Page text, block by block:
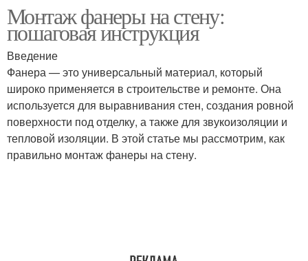
Монтаж фанеры на стену:
пошаговая инструкция
Введение
Фанера — это универсальный материал, который
широко применяется в строительстве и ремонте. Она
используется для выравнивания стен, создания ровной
поверхности под отделку, а также для звукоизоляции и
тепловой изоляции. В этой статье мы рассмотрим, как
правильно монтаж фанеры на стену.